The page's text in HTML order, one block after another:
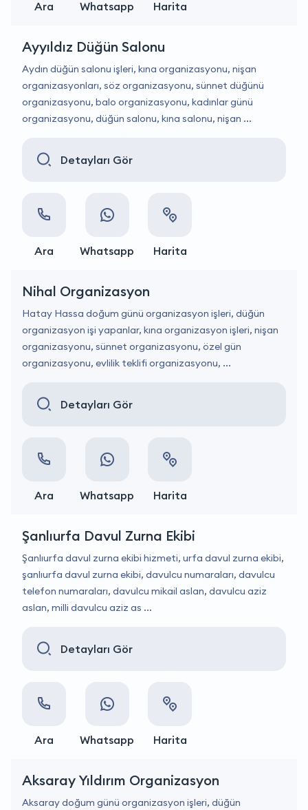
Ara Whatsapp Harita
Ayyıldız Düğün Salonu
Aydın düğün salonu işleri, kına organizasyonu, nişan
organizasyonları, söz organizasyonu, sünnet düğünü
organizasyonu, balo organizasyonu, kadınlar günü
organizasyonu, düğün salonu, kına salonu, nişan ...
Detayları Gör
Ara Whatsapp Harita
Nihal Organizasyon
Hatay Hassa doğum günü organizasyon işleri, düğün
organizasyon işi yapanlar, kına organizasyon işleri, nişan
organizasyonu, sünnet organizasyonu, özel gün
organizasyonu, evlilik teklifi organizasyonu, ...
Detayları Gör
Ara Whatsapp Harita
Şanlıurfa Davul Zurna Ekibi
Şanlıurfa davul zurna ekibi hizmeti, urfa davul zurna ekibi,
şanlıurfa davul zurna ekibi, davulcu numaraları, davulcu
telefon numaraları, davulcu mikail aslan, davulcu aziz
aslan, milli davulcu aziz as ...
Detayları Gör
Ara Whatsapp Harita
Aksaray Yıldırım Organizasyon
Aksaray doğum günü organizasyon işleri, düğün